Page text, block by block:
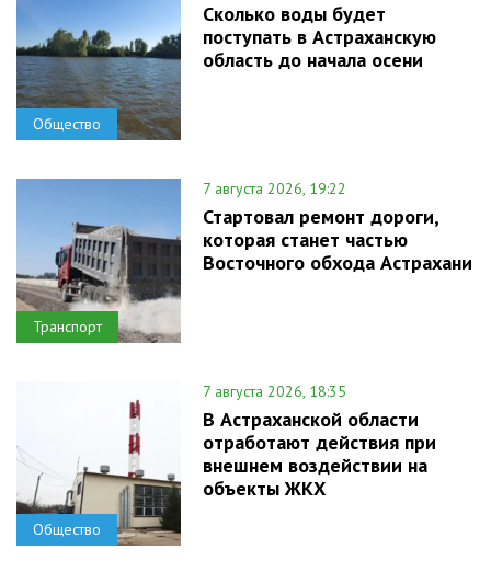
Общество
Сколько воды будет
поступать в Астраханскую
область до начала осени
Транспорт
7 августа 2026, 19:22
Стартовал ремонт дороги,
которая станет частью
Восточного обхода Астрахани
Общество
7 августа 2026, 18:35
В Астраханской области
отработают действия при
внешнем воздействии на
объекты ЖКХ